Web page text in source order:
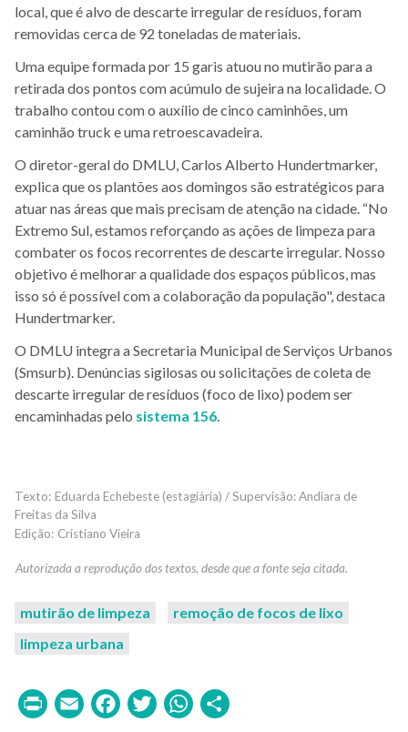
local, que é alvo de descarte irregular de resíduos, foram
removidas cerca de 92 toneladas de materiais.
Uma equipe formada por 15 garis atuou no mutirão para a
retirada dos pontos com acúmulo de sujeira na localidade. O
trabalho contou com o auxílio de cinco caminhões, um
caminhão truck e uma retroescavadeira.
O diretor-geral do DMLU, Carlos Alberto Hundertmarker,
explica que os plantões aos domingos são estratégicos para
atuar nas áreas que mais precisam de atenção na cidade. “No
Extremo Sul, estamos reforçando as ações de limpeza para
combater os focos recorrentes de descarte irregular. Nosso
objetivo é melhorar a qualidade dos espaços públicos, mas
isso só é possível com a colaboração da população", destaca
Hundertmarker.
O DMLU integra a Secretaria Municipal de Serviços Urbanos
(Smsurb). Denúncias sigilosas ou solicitações de coleta de
descarte irregular de resíduos (foco de lixo) podem ser
encaminhadas pelo sistema 156.
Eduarda Echebeste (estagiária) / Supervisão: Andiara de
Freitas da Silva
Cristiano Vieira
mutirão de limpeza
remoção de focos de lixo
limpeza urbana
PrintEmailFacebook
TwitterWhatsApp